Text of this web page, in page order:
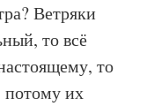
Ветряки
то всё
то
потому их